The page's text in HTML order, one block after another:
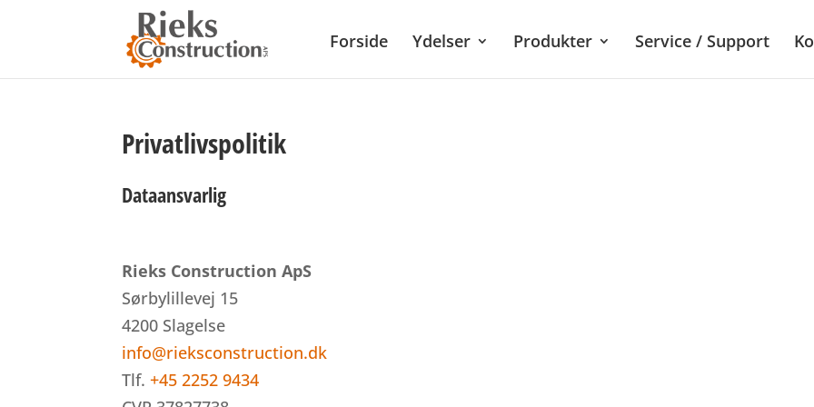
Forside Ydelser Produkter Service / Support
Privatlivspolitik
Dataansvarlig
Rieks Construction ApS
Sørbylillevej 15
4200 Slagelse
info@rieksconstruction.dk
Tlf.+45 2252 9434